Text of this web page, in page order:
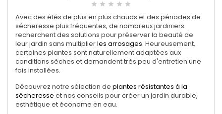
star star star star star
Avec des étés de plus en plus chauds et des périodes de
sécheresse plus fréquentes, de nombreux jardiniers
recherchent des solutions pour préserver la beauté de
leur jardin sans multiplierles arrosages. Heureusement,
certaines plantes sont naturellement adaptées aux
conditions sèches et demandent très peu d'entretien une
fois installées.
Découvrez notre sélection de plantes résistantes à la
sécheresse et nos conseils pour créer un jardin durable,
esthétique et économe en eau.